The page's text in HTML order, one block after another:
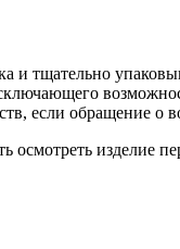
тщательно
если обращение о
изделие